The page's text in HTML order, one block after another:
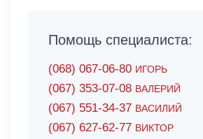
Помощь специалиста:
(068) 067-06-80 ИГОРЬ
(067) 353-07-08 ВАЛЕРИЙ
(067) 551-34-37 ВАСИЛИЙ
(067) 627-62-77 ВИКТОР